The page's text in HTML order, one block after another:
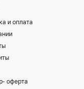
и оплата
оферта